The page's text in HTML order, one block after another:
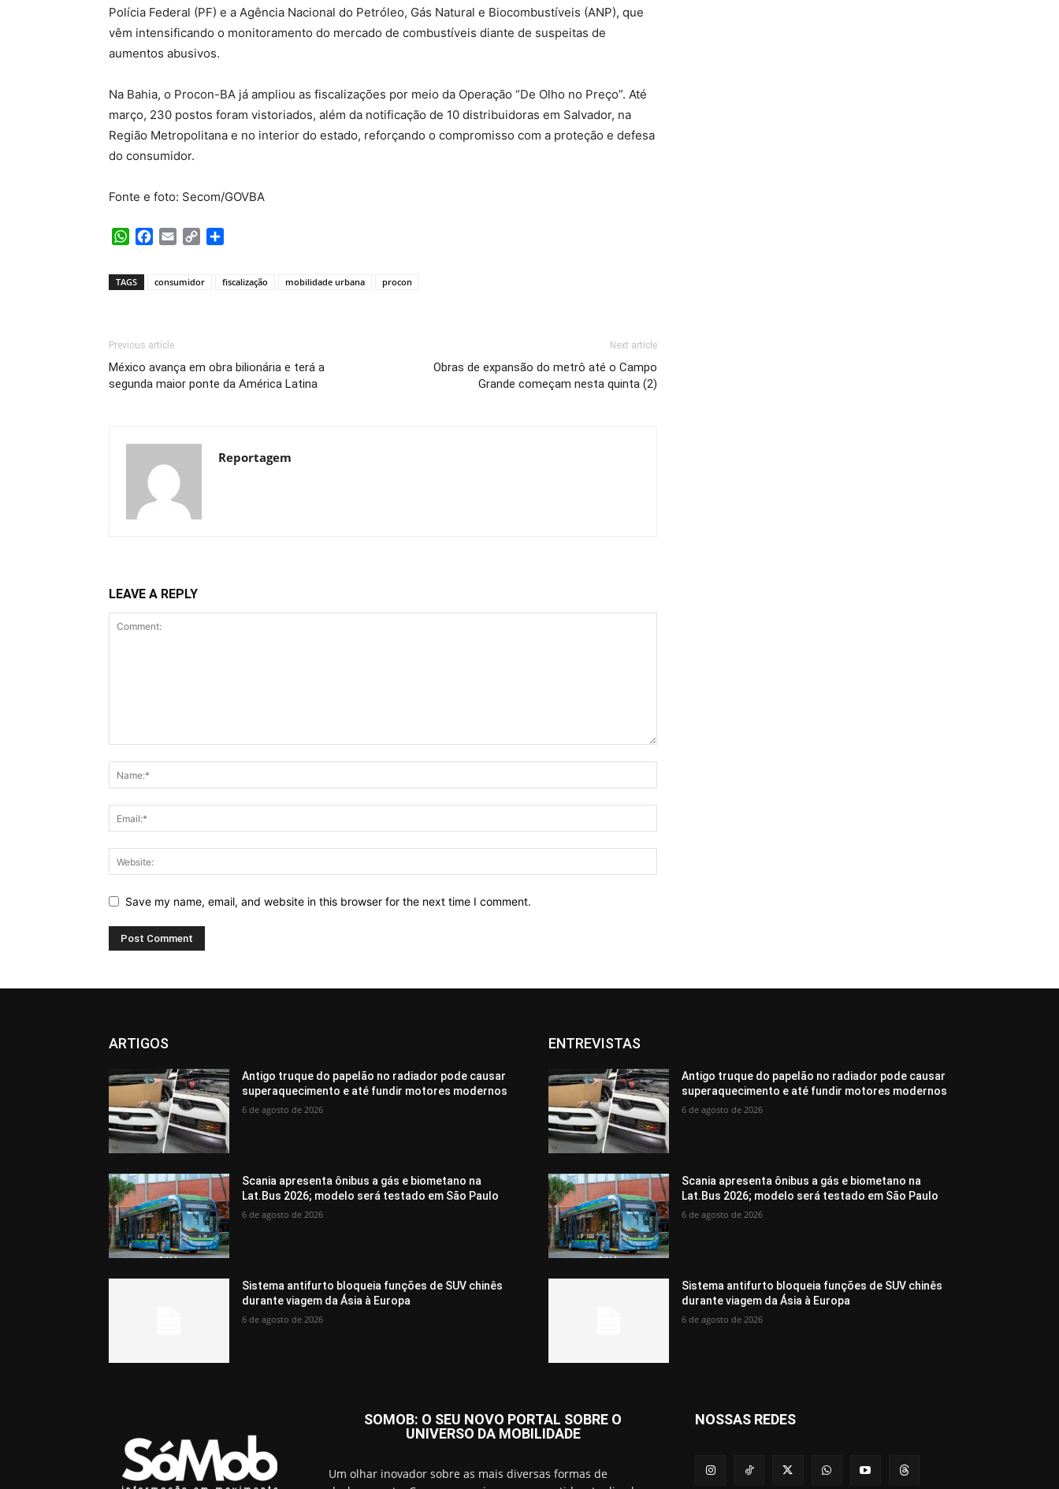
Polícia Federal (PF) e a Agência Nacional do Petróleo, Gás Natural e Biocombustíveis (ANP), que
vêm intensificando o monitoramento do mercado de combustíveis diante de suspeitas de
aumentos abusivos.
Na Bahia, o Procon-BA já ampliou as fiscalizações por meio da Operação “De Olho no Preço”. Até
março, 230 postos foram vistoriados, além da notificação de 10 distribuidoras em Salvador, na
Região Metropolitana e no interior do estado, reforçando o compromisso com a proteção e defesa
do consumidor.
Fonte e foto: Secom/GOVBA
WhatsApp
Facebook
Email Copy
TAGS consumidor fiscalização mobilidade urbana procon
Previous article
México avança em obra bilionária e terá a
segunda maior ponte da América Latina
Next article
Obras de expansão do metrô até o Campo
Grande começam nesta quinta (2)
Reportagem
LEAVE A REPLY
Save my name, email, and website in this browser for the next time I comment.
ARTIGOS
Antigo truque do papelão no radiador pode causar
superaquecimento e até fundir motores modernos
6 de agosto de 2026
Scania apresenta ônibus a gás e biometano na
Lat.Bus 2026; modelo será testado em São Paulo
6 de agosto de 2026
Sistema antifurto bloqueia funções de SUV chinês
durante viagem da Ásia à Europa
6 de agosto de 2026
ENTREVISTAS
Antigo truque do papelão no radiador pode causar
superaquecimento e até fundir motores modernos
6 de agosto de 2026
Scania apresenta ônibus a gás e biometano na
Lat.Bus 2026; modelo será testado em São Paulo
6 de agosto de 2026
Sistema antifurto bloqueia funções de SUV chinês
durante viagem da Ásia à Europa
6 de agosto de 2026
SOMOB: O SEU NOVO PORTAL SOBRE O
UNIVERSO DA MOBILIDADE
Um olhar inovador sobre as mais diversas formas de
NOSSAS REDES